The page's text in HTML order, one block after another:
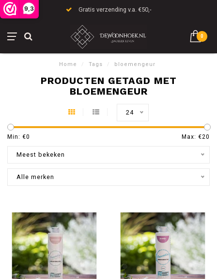
9,3 Gratis verzending v.a. €50,-
0
Home / Tags / bloemengeur
PRODUCTEN GETAGD MET
BLOEMENGEUR
24
Min: €0 Max: €20
Meest bekeken
Alle merken